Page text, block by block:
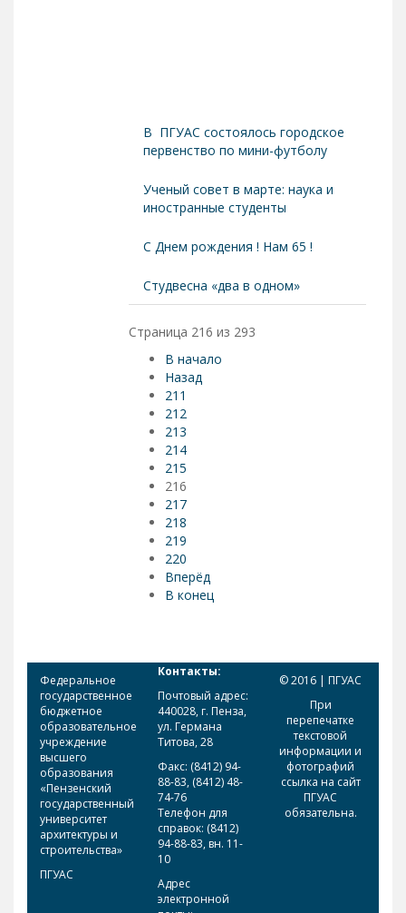
В ПГУАС состоялось городское
первенство по мини-футболу
Ученый совет в марте: наука и
иностранные студенты
С Днем рождения ! Нам 65 !
Студвесна «два в одном»
Страница 216 из 293
В начало
Назад
211
212
213
214
215
216
217
218
219
220
Вперёд
В конец
Федеральное
государственное
бюджетное
образовательное
учреждение
высшего
образования
«Пензенский
государственный
университет
архитектуры и
строительства»
ПГУАС
Контакты:
Почтовый адрес:
440028, г. Пенза,
ул. Германа
Титова, 28
Факс: (8412) 94-
88-83, (8412) 48-
74-76
Телефон для
справок: (8412)
94-88-83, вн. 11-
10
Адрес
электронной
© 2016 | ПГУАС
При
перепечатке
текстовой
информации и
фотографий
ссылка на сайт
ПГУАС
обязательна.